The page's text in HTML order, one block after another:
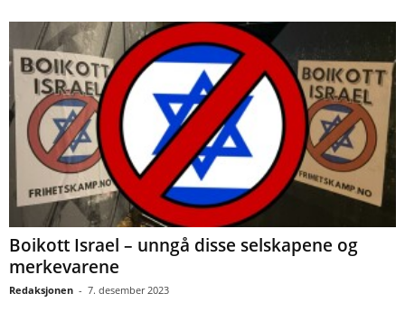
Boikott Israel – unngå disse selskapene og
merkevarene
Redaksjonen - 7. desember 2023